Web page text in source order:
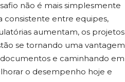
não é mais simplesmente
consistente entre equipes,
aumentam, os projetos
se tornando uma vantagem
e caminhando em
o desempenho hoje e